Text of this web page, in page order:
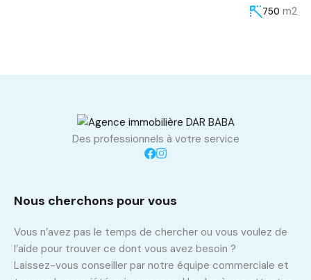
750 m2
Des professionnels à votre service
Nous cherchons pour vous
Vous n’avez pas le temps de chercher ou vous voulez de
l’aide pour trouver ce dont vous avez besoin ?
Laissez-vous conseiller par notre équipe commerciale et